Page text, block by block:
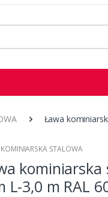
Ława
STALOWA
kominiarska
L-3,0 m RAL